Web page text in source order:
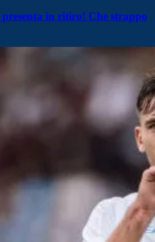
in ritiro! Che strappo